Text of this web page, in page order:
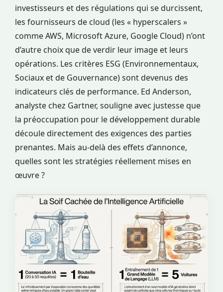
investisseurs et des régulations qui se durcissent,
les fournisseurs de cloud (les « hyperscalers »
comme AWS, Microsoft Azure, Google Cloud) n’ont
d’autre choix que de verdir leur image et leurs
opérations. Les critères ESG (Environnementaux,
Sociaux et de Gouvernance) sont devenus des
indicateurs clés de performance. Ed Anderson,
analyste chez Gartner, souligne avec justesse que
la préoccupation pour le développement durable
découle directement des exigences des parties
prenantes. Mais au-delà des effets d’annonce,
quelles sont les stratégies réellement mises en
œuvre ?